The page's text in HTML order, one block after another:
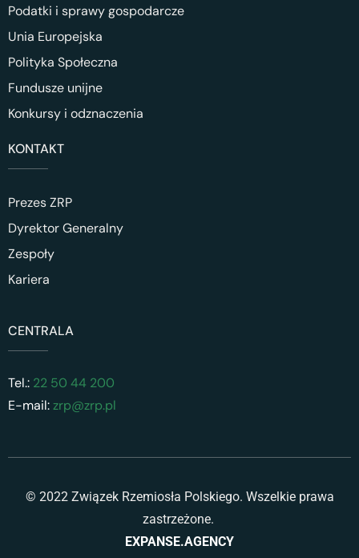
Podatki i sprawy gospodarcze
Unia Europejska
Polityka Społeczna
Fundusze unijne
Konkursy i odznaczenia
KONTAKT
Prezes ZRP
Dyrektor Generalny
Zespoły
Kariera
CENTRALA
Tel.: 22 50 44 200
E-mail:zrp@zrp.pl
© 2022 Związek Rzemiosła Polskiego. Wszelkie prawa
zastrzeżone.
EXPANSE.AGENCY